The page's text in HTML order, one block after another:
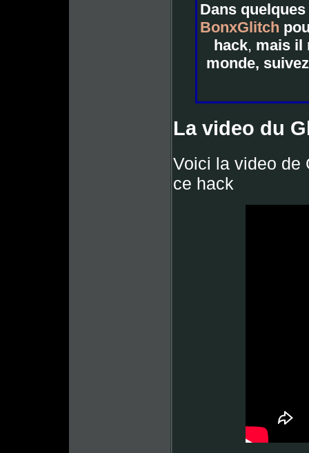
Dans
BonxGlitch
hack, mais il
monde,
La video du
Voici la video de
ce hack